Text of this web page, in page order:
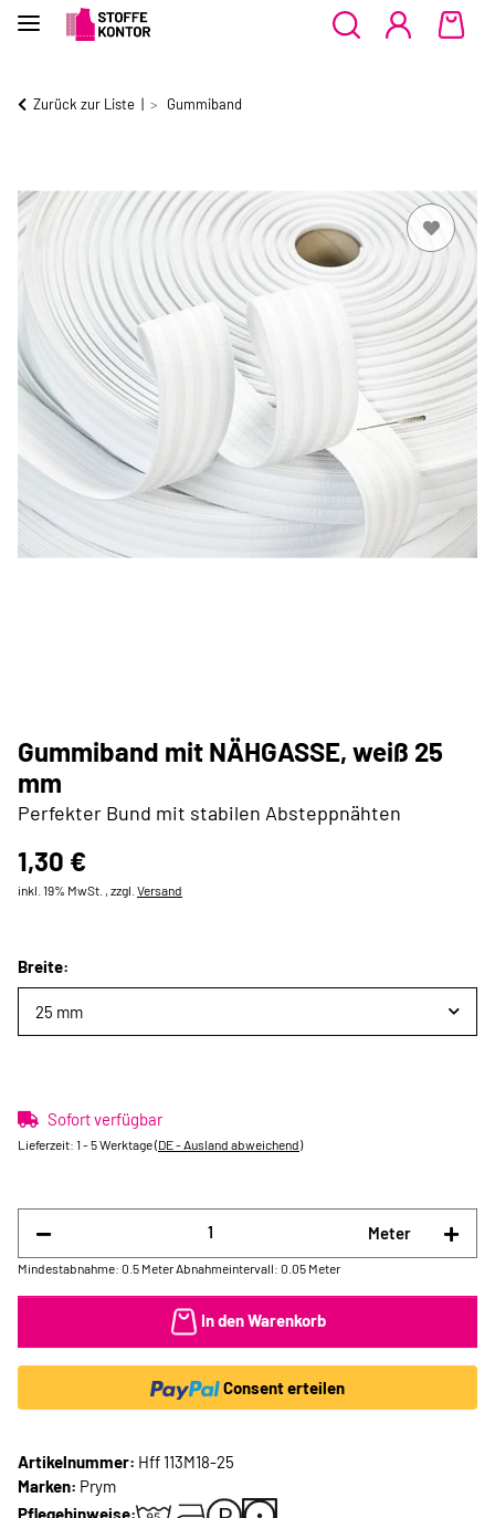
Zurück zur Liste Gummiband
Gummiband mit NÄHGASSE, weiß 25
mm
Perfekter Bund mit stabilen Absteppnähten
1,30 €
inkl. 19% MwSt. , zzgl. Versand
Breite:
25 mm
Sofort verfügbar
Lieferzeit: 1 - 5 Werktage(DE - Ausland abweichend)
Meter
Mindestabnahme: 0.5 Meter Abnahmeintervall: 0.05 Meter
In den Warenkorb
Consent erteilen
Artikelnummer: Hff 113M18-25
Marken: Prym
Pflegehinweise: